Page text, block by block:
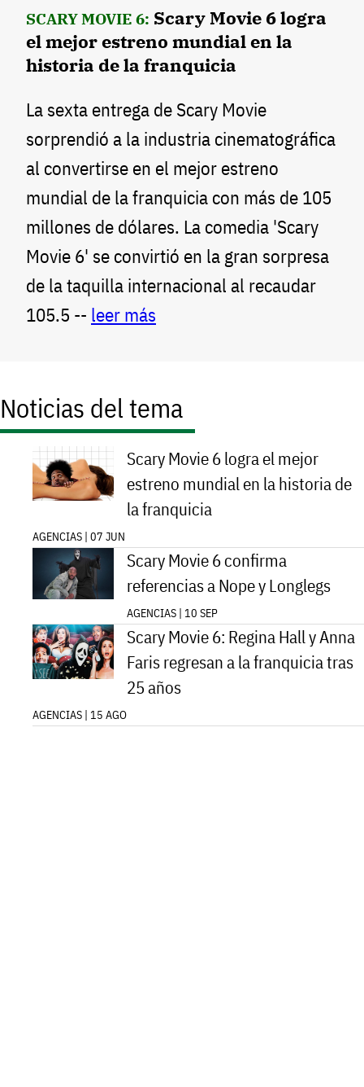
SCARY MOVIE 6: Scary Movie 6 logra
el mejor estreno mundial en la
historia de la franquicia
La sexta entrega de Scary Movie
sorprendió a la industria cinematográfica
al convertirse en el mejor estreno
mundial de la franquicia con más de 105
millones de dólares. La comedia 'Scary
Movie 6' se convirtió en la gran sorpresa
de la taquilla internacional al recaudar
105.5 -- leer más
Noticias del tema
Scary Movie 6 logra el mejor
estreno mundial en la historia de
la franquicia
AGENCIAS | 07 JUN
Scary Movie 6 confirma
referencias a Nope y Longlegs
AGENCIAS | 10 SEP
Scary Movie 6: Regina Hall y Anna
Faris regresan a la franquicia tras
25 años
AGENCIAS | 15 AGO